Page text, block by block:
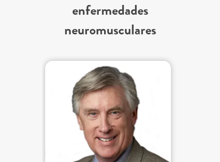
enfermedades
neuromusculares